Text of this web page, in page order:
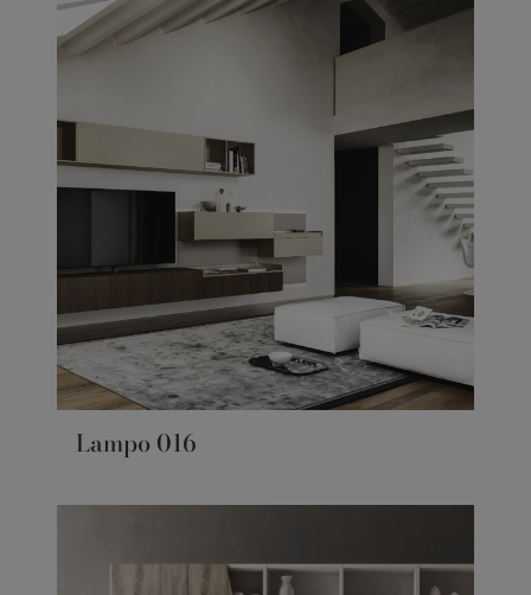
Lampo 016